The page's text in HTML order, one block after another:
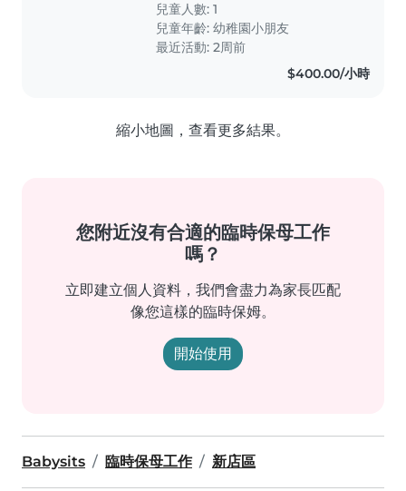
兒童人數: 1
兒童年齡:幼稚園小朋友
最近活動: 2周前
$400.00/小時
縮小地圖，查看更多結果。
您附近沒有合適的臨時保母工作
嗎？
立即建立個人資料，我們會盡力為家長匹配
像您這樣的臨時保姆。
開始使用
Babysits 臨時保母工作 新店區